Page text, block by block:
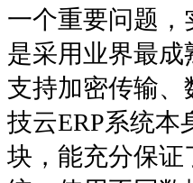
一个重要问题，
是采用业界最成
支持加密传输
技云ERP系统
块，能充分保证